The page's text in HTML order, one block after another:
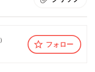
）
フォロー